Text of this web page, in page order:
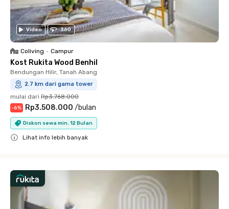
Video 360
Coliving • Campur
Kost Rukita Wood Benhil
Bendungan Hilir, Tanah Abang
2.7 km dari gama tower
mulai dari Rp3.768.000
-6% Rp3.508.000 /bulan
Diskon sewa min. 12 Bulan
Lihat info lebih banyak